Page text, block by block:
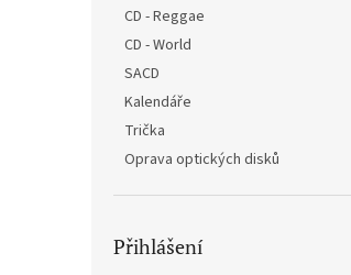
CD - Reggae
CD - World
SACD
Kalendáře
Trička
Oprava optických disků
Přihlášení